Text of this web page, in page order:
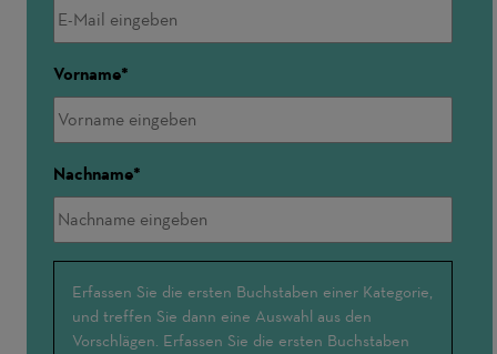
Vorname
Nachname
Interessensschwerpunkte
Erfassen Sie die ersten Buchstaben einer Kategorie,
und treffen Sie dann eine Auswahl aus den
Vorschlägen. Erfassen Sie die ersten Buchstaben